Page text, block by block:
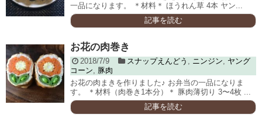
一品になります。 ＊材料＊ ほうれん草 4本 ヤン...
記事を読む
お花の肉巻き
2018/7/9 スナップえんどう , ニンジン, ヤング
コーン, 豚肉
お花の肉まきを作りました♪ お弁当の一品になりま
す。 ＊材料（肉巻き1本分）＊ 豚肉薄切り 3〜4枚 ...
記事を読む